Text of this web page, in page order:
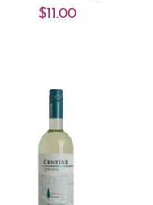
$11.00